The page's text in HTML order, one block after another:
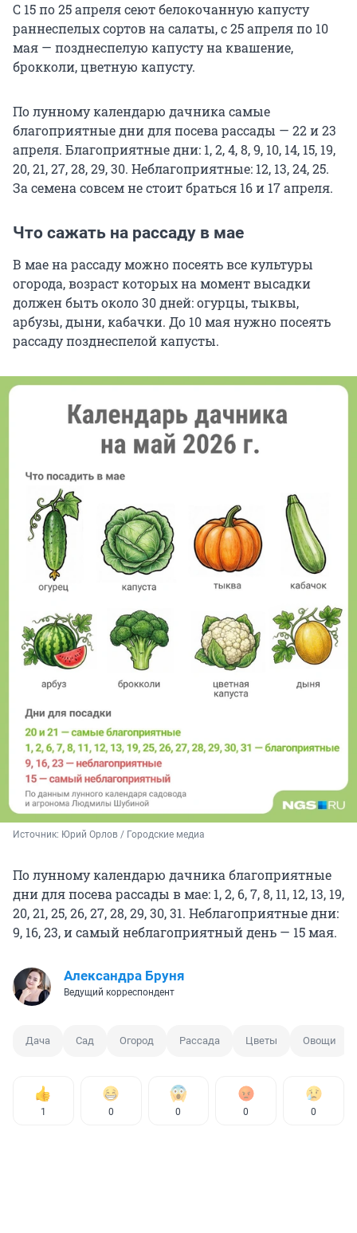
С 15 по 25 апреля сеют белокочанную капусту
раннеспелых сортов на салаты, с 25 апреля по 10
мая — позднеспелую капусту на квашение,
брокколи, цветную капусту.
По лунному календарю дачника самые
благоприятные дни для посева рассады — 22 и 23
апреля. Благоприятные дни: 1, 2, 4, 8, 9, 10, 14, 15, 19,
20, 21, 27, 28, 29, 30. Неблагоприятные: 12, 13, 24, 25.
За семена совсем не стоит браться 16 и 17 апреля.
Что сажать на рассаду в мае
В мае на рассаду можно посеять все культуры
огорода, возраст которых на момент высадки
должен быть около 30 дней: огурцы, тыквы,
арбузы, дыни, кабачки. До 10 мая нужно посеять
рассаду позднеспелой капусты.
Источник: Юрий Орлов / Городские медиа
По лунному календарю дачника благоприятные
дни для посева рассады в мае: 1, 2, 6, 7, 8, 11, 12, 13, 19,
20, 21, 25, 26, 27, 28, 29, 30, 31. Неблагоприятные дни:
9, 16, 23, и самый неблагоприятный день — 15 мая.
Александра Бруня
Ведущий корреспондент
Дача Сад Огород Рассада Цветы Овощи
1 0 0 0 0